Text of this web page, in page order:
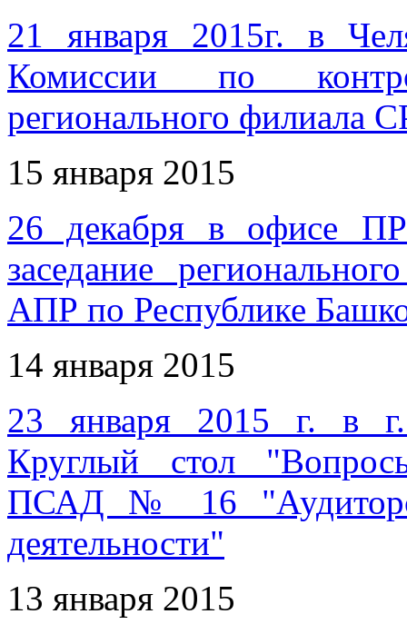
21 января 2015г. в
Комиссии по
регионального
15 января 2015
26 декабря в офисе
заседание
АПР по Республике
14 января 2015
23 января 2015 г. в г.
Круглый стол
ПСАД № 16
деятельности"
13 января 2015